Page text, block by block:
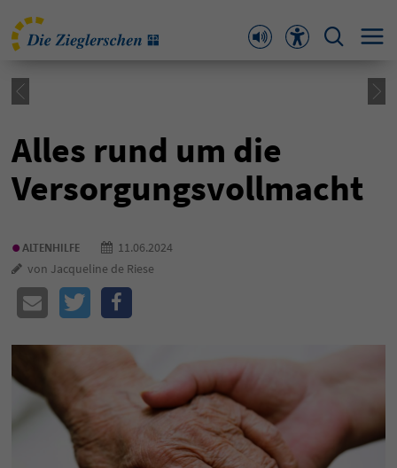
Alles rund um die
Versorgungsvollmacht
•ALTENHILFE
11.06.2024
von Jacqueline de Riese